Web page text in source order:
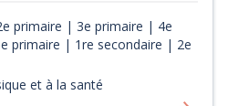
primaire | 3e primaire | 4e
primaire | 1re secondaire | 2e
et à la santé